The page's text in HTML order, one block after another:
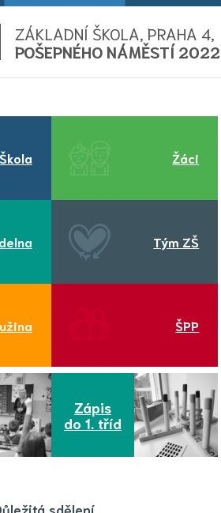
ZÁKLADNÍ ŠKOLA, PRAHA 4,
POŠEPNÉHO NÁMĚSTÍ 2022
Škola Žáci
Tým ZŠ
ŠPP
Zápis
do 1. tříd
sdělení